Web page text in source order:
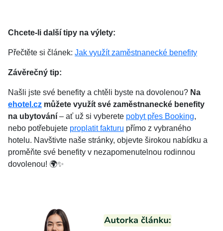
Chcete-li další tipy na výlety:
Přečtěte si článek: Jak využít zaměstnanecké benefity
Závěrečný tip:
Našli jste své benefity a chtěli byste na dovolenou? Na
ehotel.cz můžete využít své zaměstnanecké benefity
na ubytování – ať už si vyberete pobyt přes Booking,
nebo potřebujete proplatit fakturu přímo z vybraného
hotelu. Navštivte naše stránky, objevte širokou nabídku a
proměňte své benefity v nezapomenutelnou rodinnou
dovolenou! 🌍✨